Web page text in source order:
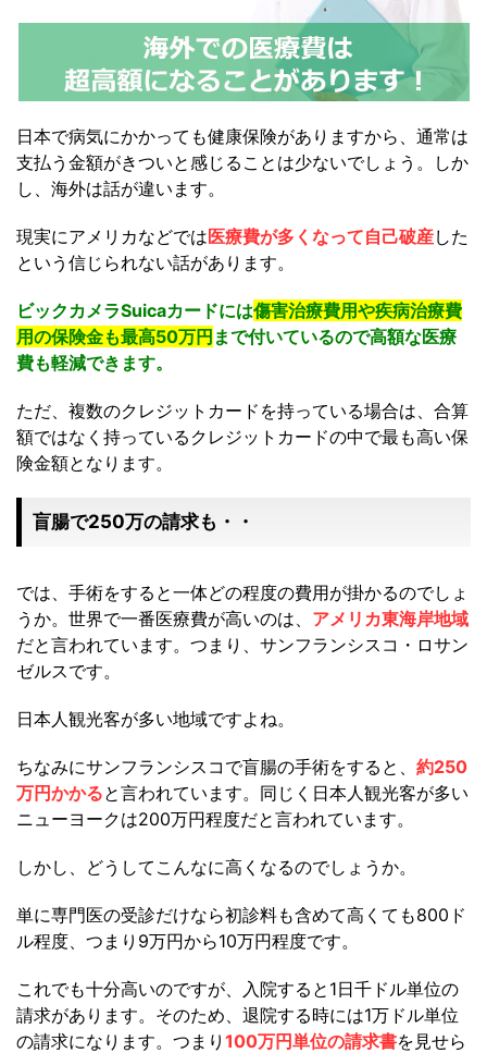
日本で病気にかかっても健康保険がありますから、通常は
支払う金額がきついと感じることは少ないでしょう。しか
し、海外は話が違います。
現実にアメリカなどでは医療費が多くなって自己破産した
という信じられない話があります。
ビックカメラSuicaカードには傷害治療費用や疾病治療費
用の保険金も最高50万円 まで付いているので高額な医療
費も軽減できます。
ただ、複数のクレジットカードを持っている場合は、合算
額ではなく持っているクレジットカードの中で最も高い保
険金額となります。
盲腸で250万の請求も・・
では、手術をすると一体どの程度の費用が掛かるのでしょ
うか。世界で一番医療費が高いのは、 アメリカ東海岸地域
だと言われています。つまり、サンフランシスコ・ロサン
ゼルスです。
日本人観光客が多い地域ですよね。
ちなみにサンフランシスコで盲腸の手術をすると、 約250
万円かかると言われています。同じく日本人観光客が多い
ニューヨークは200万円程度だと言われています。
しかし、どうしてこんなに高くなるのでしょうか。
単に専門医の受診だけなら初診料も含めて高くても800ド
ル程度、つまり9万円から10万円程度です。
これでも十分高いのですが、入院すると1日千ドル単位の
請求があります。そのため、退院する時には1万ドル単位
の請求になります。つまり 100万円単位の請求書を見せら